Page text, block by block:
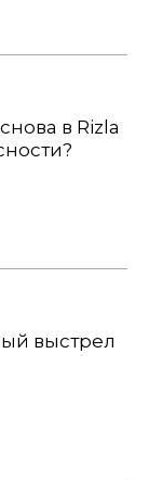
в Rizla
выстрел